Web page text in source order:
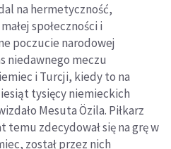
na hermetyczność,
społeczności i
poczucie narodowej
niedawnego meczu
i Turcji, kiedy to na
tysięcy niemieckich
Mesuta Özila. Piłkarz
zdecydował się na grę w
został przez nich